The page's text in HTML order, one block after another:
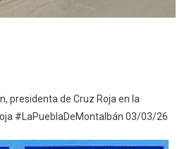
presidenta de Cruz Roja en la
#LaPueblaDeMontalbán 03/03/26